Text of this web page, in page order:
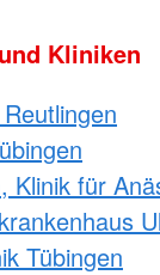
Kliniken
Klinik für
Tübingen